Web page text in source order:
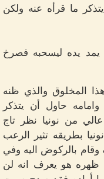
ما قرأه عنه ولكن
يمد يده ليسحبه فصرخ
المخلوق والذي ظنه
حاول أن يتذكر
من نونيا نظر تاج
بطريقه تثير الرعب
بالركوض اليه وفي
ظهره هو يعرف انه لن